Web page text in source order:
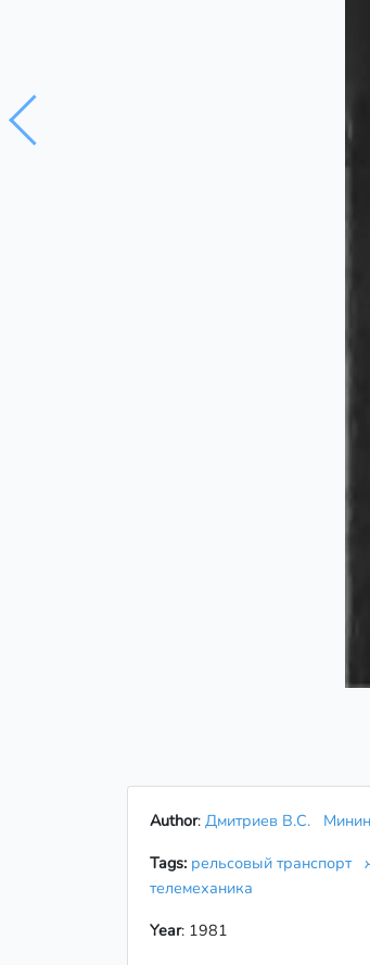
Author: Дмитриев В.С.
Tags: рельсовый транспорт
телемеханика
Year: 1981